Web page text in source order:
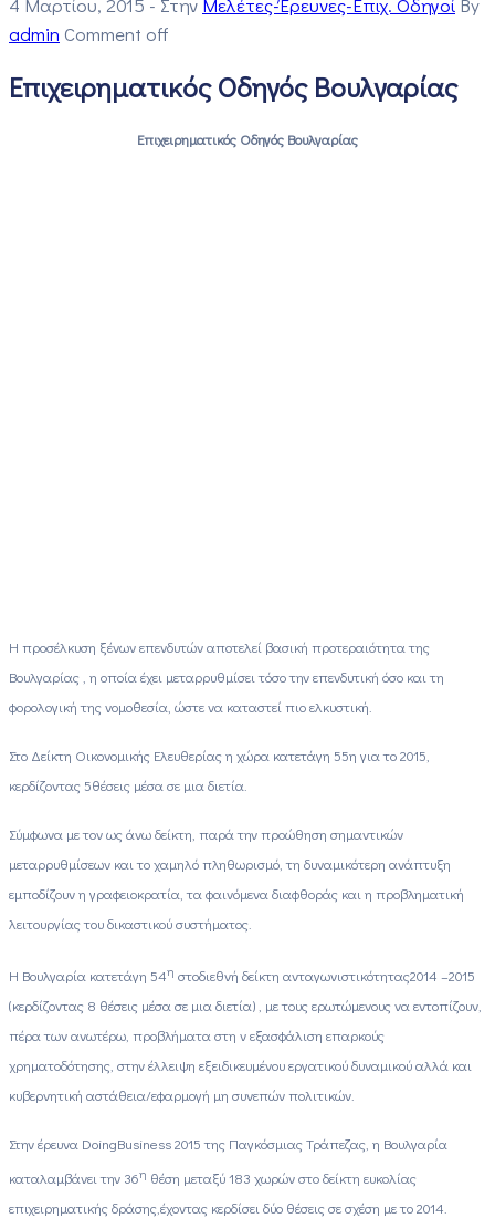
admin Comment off
Επιχειρηματικός Οδηγός Βουλγαρίας
Επιχειρηματικός Οδηγός Βουλγαρίας
Η προσέλκυση ξένων επενδυτών αποτελεί βασική προτεραιότητα της
Βουλγαρίας , η oποία έχει μεταρρυθμίσει τόσο την επενδυτική όσο και τη
φορολογική της νομοθεσία, ώστε να καταστεί πιο ελκυστική.
Στο Δείκτη Οικονομικής Ελευθερίας η χώρα κατετάγη 55η για το 2015,
κερδίζοντας 5θέσεις μέσα σε μια διετία.
Σύμφωνα με τον ως άνω δείκτη, παρά την προώθηση σημαντικών
μεταρρυθμίσεων και το χαμηλό πληθωρισμό, τη δυναμικότερη ανάπτυξη
εμποδίζουν η γραφειοκρατία, τα φαινόμενα διαφθοράς και η προβληματική
λειτουργίας του δικαστικού συστήματος.
Η Βουλγαρία κατετάγη 54η στοδιεθνή δείκτη ανταγωνιστικότητας2014 –2015
(κερδίζοντας 8 θέσεις μέσα σε μια διετία) , με τους ερωτώμενους να εντοπίζουν,
πέρα των ανωτέρω, προβλήματα στη ν εξασφάλιση επαρκούς
χρηματοδότησης, στην έλλειψη εξειδικευμένου εργατικού δυναμικού αλλά και
κυβερνητική αστάθεια/εφαρμογή μη συνεπών πολιτικών.
Στην έρευνα DoingBusiness2015 της Παγκόσμιας Τράπεζας, η Βουλγαρία
καταλαμβάνει την 36η θέση μεταξύ 183 χωρών στο δείκτη ευκολίας
επιχειρηματικής δράσης,έχοντας κερδίσει δύο θέσεις σε σχέση με το 2014.